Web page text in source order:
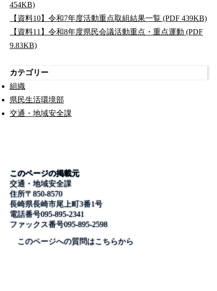
454KB)
【資料10】令和7年度活動重点取組結果一覧 (PDF 439KB)
【資料11】令和8年度県民会議活動重点・重点運動 (PDF
9.83KB)
カテゴリー
組織
県民生活環境部
交通・地域安全課
このページの掲載元
交通・地域安全課
住所〒850-8570
長崎県長崎市尾上町3番1号
電話番号095-895-2341
ファックス番号095-895-2598
このページへの質問はこちらから